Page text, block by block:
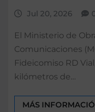
Jul 20, 2026
El Ministerio de
Comunicaciones
Fideicomiso RD
kilómetros de…
MÁS